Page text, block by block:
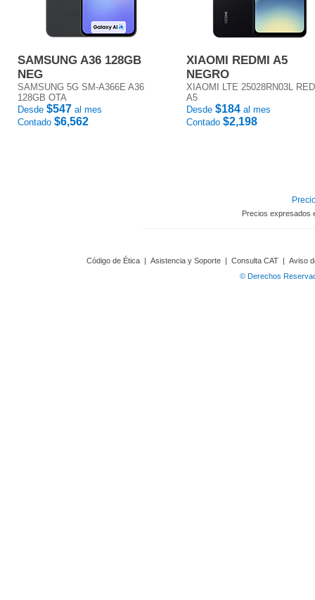
SAMSUNG A36 128GB
NEG
SAMSUNG 5G SM-A366E A36
128GB OTA
Desde $547 al mes
Contado $6,562
XIAOMI REDMI A5
NEGRO
XIAOMI LTE 25028RN03L
A5
Desde $184 al mes
Contado $2,198
Precios expresados
Código de Ética | Asistencia y Soporte | Consulta CAT | Aviso
© Derechos